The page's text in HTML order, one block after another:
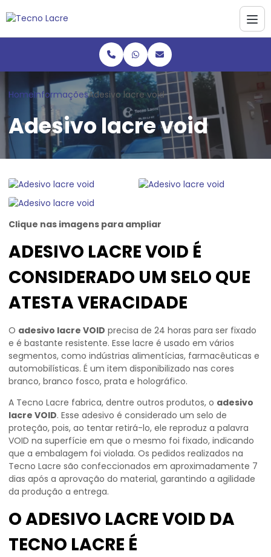
HomeInformaçõesAdesivo lacre void
Adesivo lacre void
Clique nas imagens para ampliar
ADESIVO LACRE VOID É
CONSIDERADO UM SELO QUE
ATESTA VERACIDADE
O adesivo lacre VOID precisa de 24 horas para ser fixado
e é bastante resistente. Esse lacre é usado em vários
segmentos, como indústrias alimentícias, farmacêuticas e
automobilísticas. É um item disponibilizado nas cores
branco, branco fosco, prata e holográfico.
A Tecno Lacre fabrica, dentre outros produtos, o adesivo
lacre VOID. Esse adesivo é considerado um selo de
proteção, pois, ao tentar retirá-lo, ele reproduz a palavra
VOID na superfície em que o mesmo foi fixado, indicando
que a embalagem foi violada. Os pedidos realizados na
Tecno Lacre são confeccionados em aproximadamente 7
dias após a aprovação do material, garantindo a agilidade
da produção a entrega.
O ADESIVO LACRE VOID DA
TECNO LACRE É